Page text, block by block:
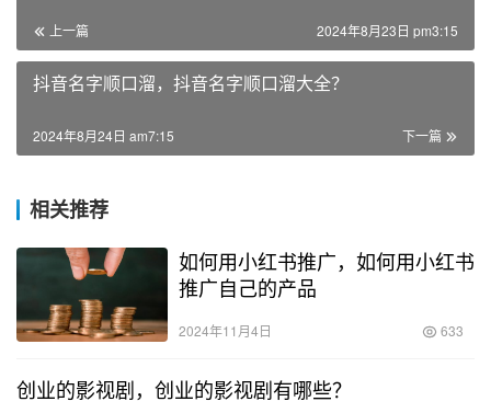
上一篇 2024年8月23日 pm3:15
抖音名字顺口溜，抖音名字顺口溜大全？
下一篇
2024年8月24日 am7:15
相关推荐
如何用小红书推广，如何用小红书
推广自己的产品
2024年11月4日 633
创业的影视剧，创业的影视剧有哪些？